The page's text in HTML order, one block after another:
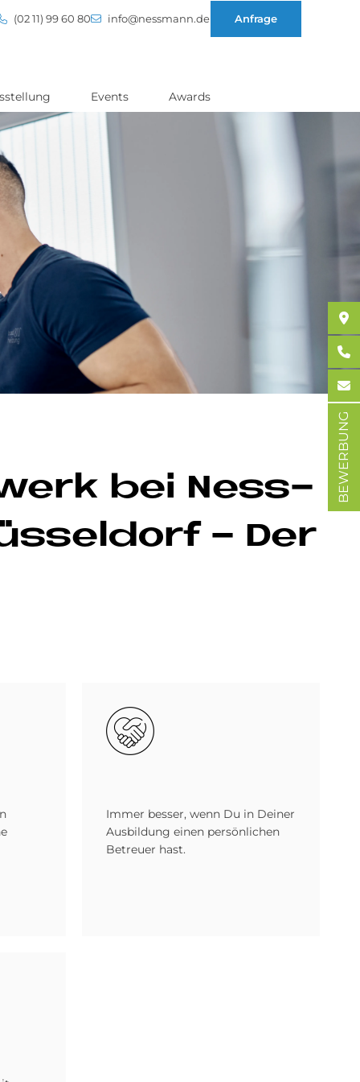
(02 11) 99 60 80 info@nessmann.de Anfrage
Events Awards
bei Ness­
- Der
Bild
Immer besser, wenn Du in Deiner
Ausbildung einen persönlichen
Betreuer hast.
BEWERBUNG